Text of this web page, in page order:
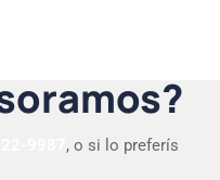
, o si lo preferís